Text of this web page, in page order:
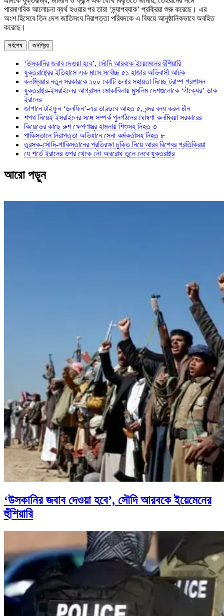
পারমাণবিক আলোচনা ব্যর্থ হওয়ার পর তারা ‘স্ন্যাপব্যাক’ প্রক্রিয়া শুরু করেছে। এর
অংশ হিসেবে তিন দেশ জাতিসংঘ নিরাপত্তা পরিষদকে এ বিষয়ে আনুষ্ঠানিকভাবে অবহিত
করেছে।
সর্বশেষ জনপ্রিয়
‘উসকানির জবাব দেওয়া হবে’, সৌদি আরবকে ইয়েমেনের হুঁশিয়ারি
যুক্তরাষ্ট্রের ইতিহাসে এক মাসে সর্বোচ্চ ৫১ হাজার অভিবাসী আটক
কলম্বিয়ার নতুন সরকারকে ১০০ কোটি ডলার সহায়তা দিচ্ছে ট্রাম্প প্রশাসন
যুক্তরাষ্ট্র-ইসরাইলের আগ্রাসন মোকাবিলায় মুসলিম দেশগুলোকে ‘ঐক্যের’ ডাক
ইরানের
জাপানে টাইফুন ‘ডলফিন’-এর তাণ্ডবে আহত ৫, বন্দর বন্ধ করল চীন
শপথ নিয়েই ইসরাইলের সঙ্গে সম্পর্ক পুনর্গঠনের ঘোষণা কলম্বিয়া সরকারের
কিয়েভের কাছে রুশ ক্ষেপণাস্ত্র হামলায় শিশুসহ নিহত ৩
পাকিস্তানে নিরাপত্তা অভিযানে সেনা কর্মকর্তাসহ নিহত ৮
তুরস্ক-সৌদি-পাকিস্তানের প্রতিরক্ষা চুক্তি নিয়ে আরব বিশ্বের প্রতিক্রিয়া
যে শর্তে ইরানের ওপর থেকে নৌ অবরোধ তুলে নেবে যুক্তরাষ্ট্র
আরো পড়ুন
‘উসকানির জবাব দেওয়া হবে’, সৌদি আরবকে ইয়েমেনের
হুঁশিয়ারি